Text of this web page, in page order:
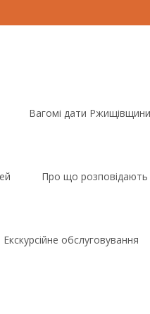
Вагомі дати
Про що розповідають
Екскурсійне обслуговування